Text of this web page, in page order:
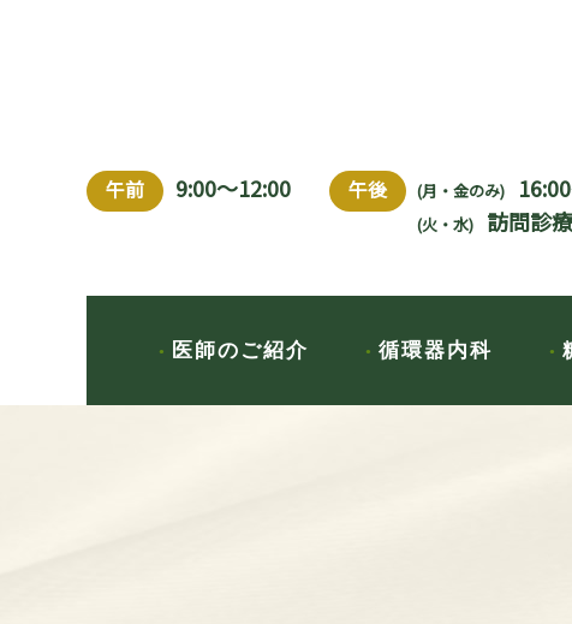
午前 9:00～12:00 午後 (月・金のみ)
(火・水) 訪問診療
医師のご紹介 循環器内科